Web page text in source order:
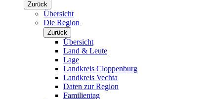
Zurück
Übersicht
Die Region
Zurück
Übersicht
Land & Leute
Lage
Landkreis Cloppenburg
Landkreis Vechta
Daten zur Region
Familientag